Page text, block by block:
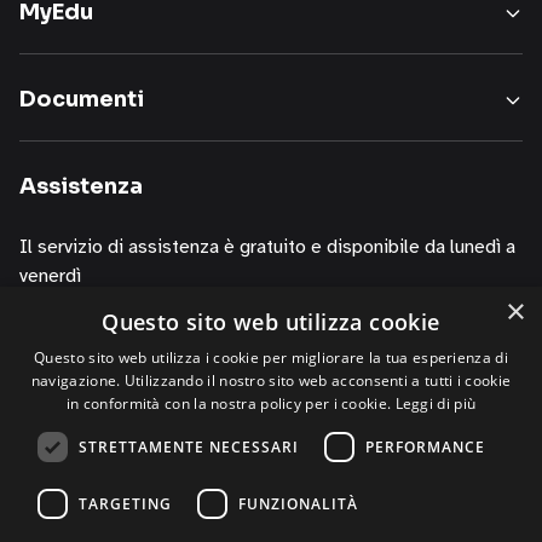
inerenti
i
servizi,
informazioni
corsi
nostra
società,
presentazioni
iniziative
P.R.,
di
studi,
di
MyEdu
Documenti
Assistenza
Il servizio di assistenza è gratuito e disponibile da lunedì a
venerdì
dalle 10.00 alle 13.00
dalle 14.00 alle 19.00
contattando i numeri
+39 02 30076303
+39 320 0125844 (via Whatsapp)
×
Questo sito web utilizza cookie
Questo sito web utilizza i cookie per migliorare la tua esperienza di
navigazione. Utilizzando il nostro sito web acconsenti a tutti i cookie
in conformità con la nostra policy per i cookie. Leggi di più
STRETTAMENTE NECESSARI PERFORMANCE
TARGETING FUNZIONALITÀ